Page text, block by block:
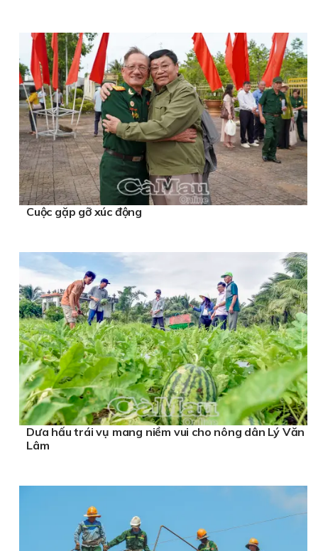
Cuộc gặp gỡ xúc động
Dưa hấu trái vụ mang niềm vui cho nông dân Lý Văn
Lâm